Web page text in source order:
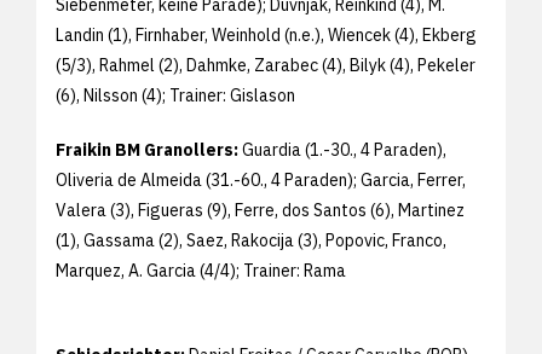
Siebenmeter, keine Parade); Duvnjak, Reinkind (4), M.
Landin (1), Firnhaber, Weinhold (n.e.), Wiencek (4), Ekberg
(5/3), Rahmel (2), Dahmke, Zarabec (4), Bilyk (4), Pekeler
(6), Nilsson (4); Trainer: Gislason
Fraikin BM Granollers:Guardia (1.-30., 4 Paraden),
Oliveria de Almeida (31.-60., 4 Paraden); Garcia, Ferrer,
Valera (3), Figueras (9), Ferre, dos Santos (6), Martinez
(1), Gassama (2), Saez, Rakocija (3), Popovic, Franco,
Marquez, A. Garcia (4/4); Trainer: Rama